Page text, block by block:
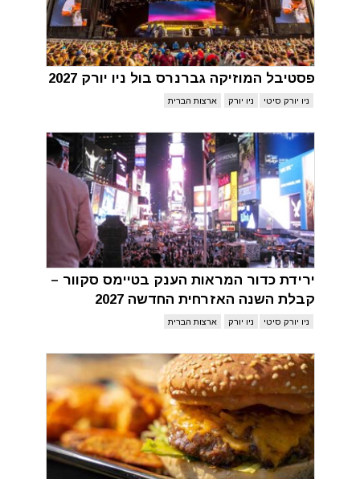
פסטיבל המוזיקה גברנרס בול ניו יורק 2027
ניו יורק סיטי ניו יורק ארצות הברית
ירידת כדור המראות הענק בטיימס סקוור –
קבלת השנה האזרחית החדשה 2027
ניו יורק סיטי ניו יורק ארצות הברית